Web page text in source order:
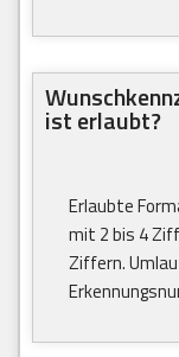
ist erlaubt?
Erlaubte
mit 2 bis 4
Ziffern.